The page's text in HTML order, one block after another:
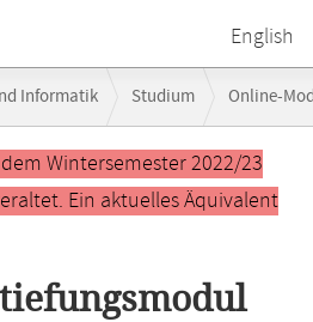
English
Informatik Studium Online-
ohne Tutorium
Wintersemester 2022/23
Ein aktuelles Äquivalent